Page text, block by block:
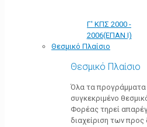
Γ' ΚΠΣ 2000 -
2006(ΕΠΑΝ Ι)
Θεσμικό Πλαίσιο
Θεσμικό Πλαίσιο
Όλα τα προγράμματα
συγκεκριμένο
Φορέας τηρεί
διαχείριση των